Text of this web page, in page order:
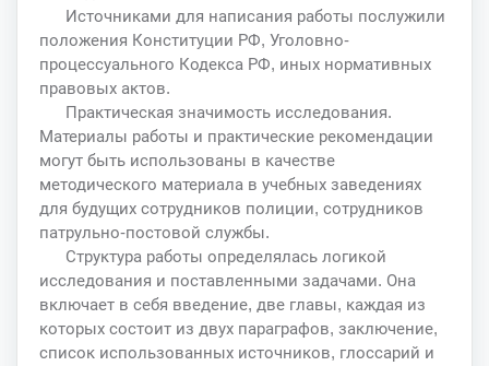
Источниками для написания работы послужили
положения Конституции РФ, Уголовно-
процессуального Кодекса РФ, иных нормативных
правовых актов.
Практическая значимость исследования.
Материалы работы и практические рекомендации
могут быть использованы в качестве
методического материала в учебных заведениях
для будущих сотрудников полиции, сотрудников
патрульно-постовой службы.
Структура работы определялась логикой
исследования и поставленными задачами. Она
включает в себя введение, две главы, каждая из
которых состоит из двух параграфов, заключение,
список использованных источников, глоссарий и